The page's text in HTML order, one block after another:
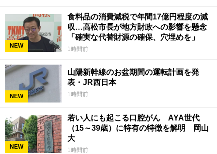
NEW
食料品の消費減税で年間17億円程度の減
収…高松市長が地方財政への影響を懸念
「確実な代替財源の確保、穴埋めを」
1時間前
NEW
山陽新幹線のお盆期間の運転計画を発
表・JR西日本
1時間前
NEW
若い人にも起こる口腔がん AYA世代
（15～39歳）に特有の特徴を解明 岡山
大
1時間前